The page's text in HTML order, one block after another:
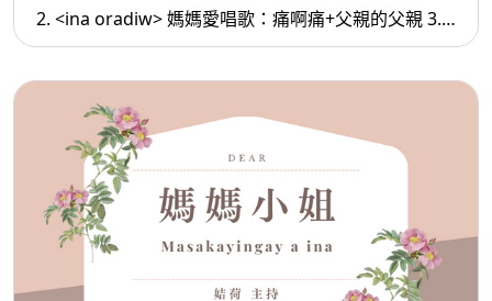
2. <ina oradiw> 媽媽愛唱歌：痛啊痛+父親的父親 3.<
ina Masa’sa >媽媽放輕鬆:一生都還不完的人情